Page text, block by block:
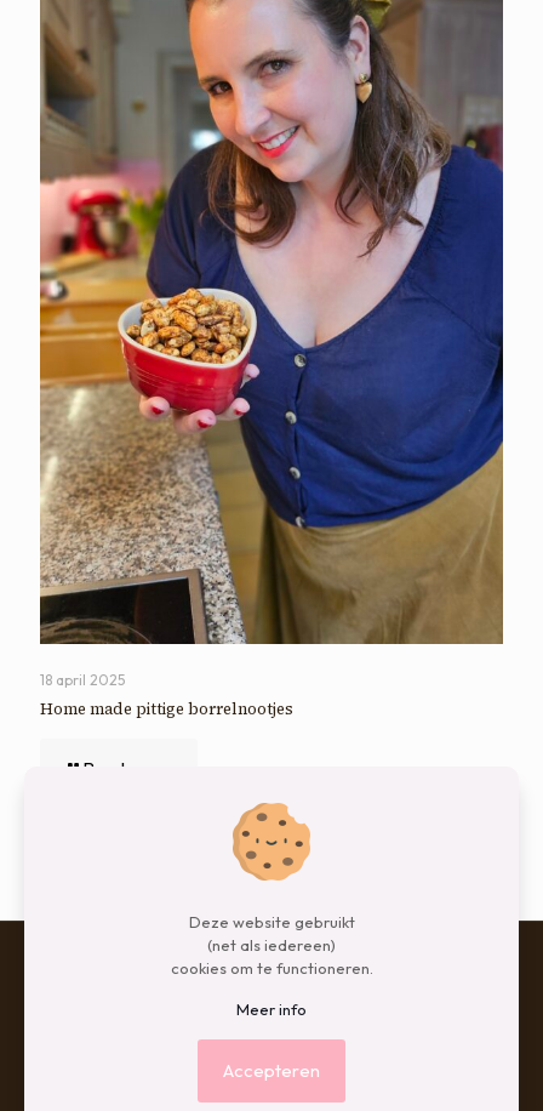
18 april 2025
Home made pittige borrelnootjes
Read more
Muffin group
Powered byWordPress
Deze website gebruikt
(net als iedereen)
cookies om te functioneren.
Meer info
Accepteren